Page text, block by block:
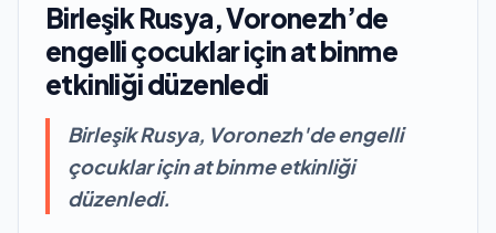
Birleşik Rusya, Voronezh’de
engelli çocuklar için at binme
etkinliği düzenledi
Birleşik Rusya, Voronezh'de engelli
çocuklar için at binme etkinliği
düzenledi.